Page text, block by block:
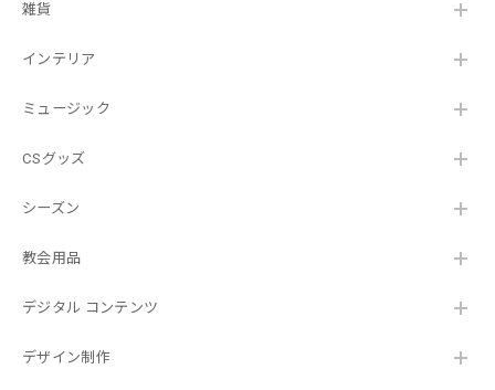
雑貨
インテリア
ミュージック
CSグッズ
シーズン
教会用品
デジタル コンテンツ
デザイン制作